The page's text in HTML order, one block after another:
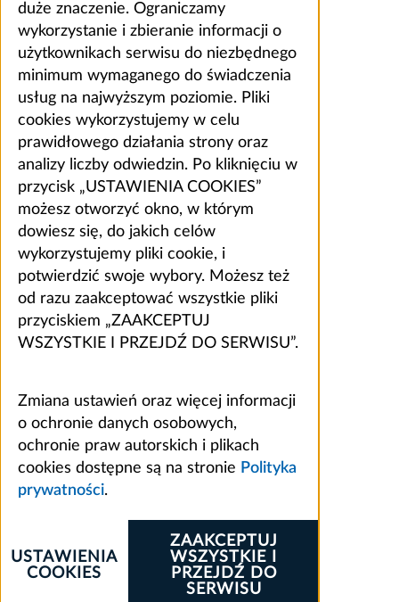
duże znaczenie. Ograniczamy
wykorzystanie i zbieranie informacji o
użytkownikach serwisu do niezbędnego
minimum wymaganego do świadczenia
usług na najwyższym poziomie. Pliki
cookies wykorzystujemy w celu
prawidłowego działania strony oraz
analizy liczby odwiedzin. Po kliknięciu w
przycisk „USTAWIENIA COOKIES”
możesz otworzyć okno, w którym
dowiesz się, do jakich celów
wykorzystujemy pliki cookie, i
potwierdzić swoje wybory. Możesz też
od razu zaakceptować wszystkie pliki
przyciskiem „ZAAKCEPTUJ
WSZYSTKIE I PRZEJDŹ DO SERWISU”.
Zmiana ustawień oraz więcej informacji
o ochronie danych osobowych,
ochronie praw autorskich i plikach
cookies dostępne są na stronie Polityka
prywatności.
ZAAKCEPTUJ
WSZYSTKIE I
PRZEJDŹ DO
SERWISU
USTAWIENIA
COOKIES